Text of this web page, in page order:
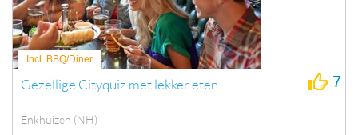
Incl. BBQ/Diner
Gezellige Cityquiz met lekker eten
Enkhuizen (NH)
7